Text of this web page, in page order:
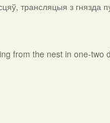
трансляцыя з гнязда
from the nest in one-two